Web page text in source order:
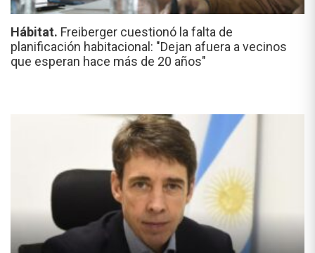
Hábitat. Freiberger cuestionó la falta de
planificación habitacional: "Dejan afuera a vecinos
que esperan hace más de 20 años"